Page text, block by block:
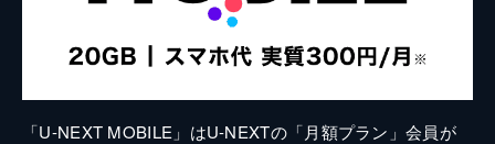
「U-NEXT MOBILE」はU-NEXTの「月額プラン」会員が